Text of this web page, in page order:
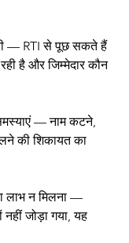
— RTI से पूछ सकते हैं
है और जिम्मेदार कौन
— नाम कटने,
की शिकायत का
लाभ न मिलना —
जोड़ा गया, यह